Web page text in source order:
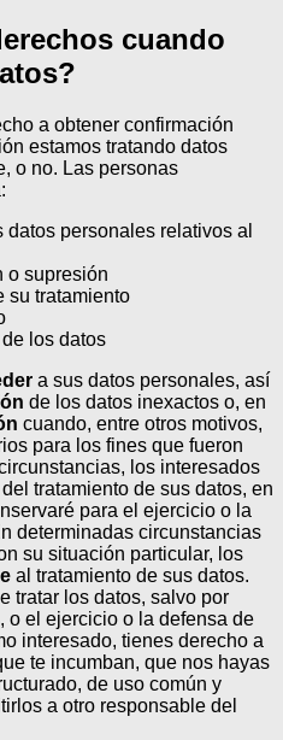
cuando
a obtener confirmación
estamos tratando datos
o no. Las personas
personales relativos al
o supresión
su tratamiento
los datos
a sus datos personales, así
de los datos inexactos o, en
cuando, entre otros motivos,
para los fines que fueron
los interesados
del tratamiento de sus datos, en
para el ejercicio o la
determinadas circunstancias
su situación particular, los
al tratamiento de sus datos.
tratar los datos, salvo por
o el ejercicio o la defensa de
interesado, tienes derecho a
te incumban, que nos hayas
de uso común y
a otro responsable del